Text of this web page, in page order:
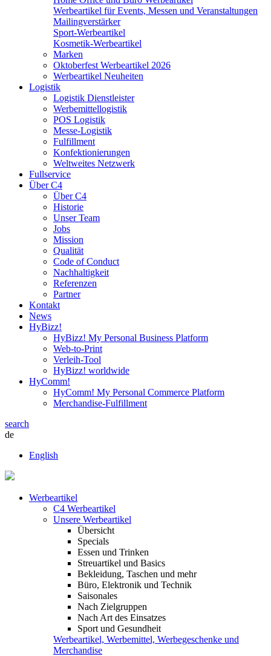
Werbeartikel für Events, Messen und Veranstaltungen
Mailingverstärker
Sport-Werbeartikel
Kosmetik-Werbeartikel
Marken
Oktoberfest Werbeartikel 2026
Werbeartikel Neuheiten
Logistik
Logistik Dienstleister
Werbemittellogistik
POS Logistik
Messe-Logistik
Fulfillment
Konfektionierungen
Weltweites Netzwerk
Fullservice
Über C4
Über C4
Historie
Unser Team
Jobs
Mission
Qualität
Code of Conduct
Nachhaltigkeit
Referenzen
Partner
Kontakt
News
HyBizz!
HyBizz! My Personal Business Platform
Web-to-Print
Verleih-Tool
HyBizz! worldwide
HyComm!
HyComm! My Personal Commerce Platform
Merchandise-Fulfillment
search
de
English
Werbeartikel
C4 Werbeartikel
Unsere Werbeartikel
Übersicht
Specials
Essen und Trinken
Streuartikel und Basics
Bekleidung, Taschen und mehr
Büro, Elektronik und Technik
Saisonales
Nach Zielgruppen
Nach Art des Einsatzes
Sport und Gesundheit
Werbeartikel, Werbemittel, Werbegeschenke und
Merchandise